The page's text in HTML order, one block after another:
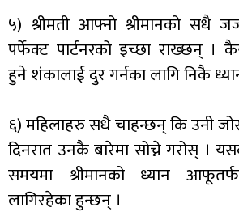
५) श्रीमती आफ्नो श्रीमानको सधै
पर्फेक्ट पार्टनरको इच्छा राख्छन् ।
हुने शंकालाई दुर गर्नका लागि निकै
६) महिलाहरु सधै चाहन्छन् कि उनी
दिनरात उनकै बारेमा सोच्ने गरोस् ।
समयमा श्रीमानको ध्यान
लागिरहेका हुन्छन् ।